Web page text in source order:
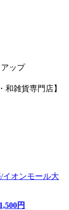
ップ
和雑貨専門店】
イオンモール大
1,500円